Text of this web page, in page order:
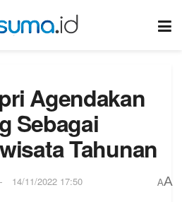
Agendakan
Sebagai
Tahunan
14/11/2022 17:50 AA